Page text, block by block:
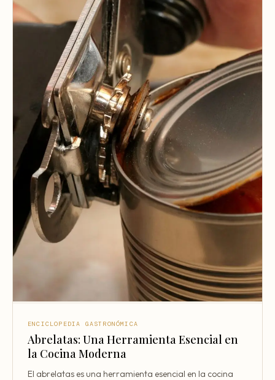
ENCICLOPEDIA GASTRONÓMICA
Abrelatas: Una Herramienta Esencial en
la Cocina Moderna
El abrelatas es una herramienta esencial en la cocina